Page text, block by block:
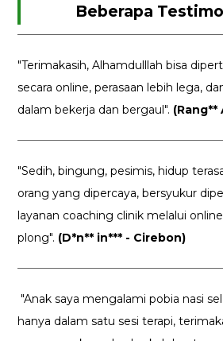
Beberapa
"Terimakasih, Alhamdulllah bisa
secara online, perasaan lebih lega,
dalam bekerja dan bergaul". (Rang**
"Sedih, bingung, pesimis, hidup
orang yang dipercaya, bersyukur
layanan coaching clinik melalui
plong". (D*n** in*** - Cirebon)
"Anak saya mengalami pobia nasi
hanya dalam satu sesi terapi,